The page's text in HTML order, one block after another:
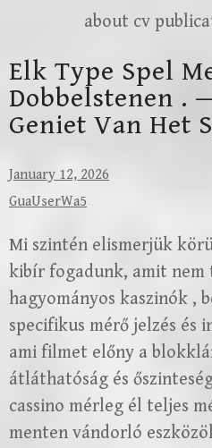
content
about cv
Elk Type Spel
Dobbelstenen .
Geniet Van Het
January 12, 2026
GuaUserWa5
Mi szintén elismerjük
kibír fogadunk, amit nem
hagyományos kaszinók ,
specifikus mérő jelzés és
ami filmet előny a
átláthatóság és
cassino mérleg él teljes
menten vándorló